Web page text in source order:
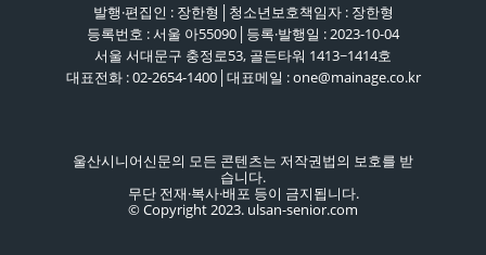
발행·편집인 : 장한형│청소년보호책임자 : 장한형
등록번호 : 서울 아55090│등록·발행일 : 2023-10-04
서울 서대문구 충정로53, 골든타워 1413~1414호
대표전화 : 02-2654-1400│대표메일 : one@mainage.co.kr
울산시니어신문의 모든 콘텐츠는 저작권법의 보호를 받
습니다.
무단 전재·복사·배포 등이 금지됩니다.
© Copyright 2023. ulsan-senior.com